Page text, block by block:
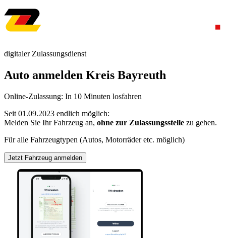
digitaler Zulassungsdienst
Auto anmelden Kreis Bayreuth
Online-Zulassung: In 10 Minuten losfahren
Seit 01.09.2023 endlich möglich:
Melden Sie Ihr Fahrzeug an, ohne zur Zulassungsstelle zu gehen.
Für alle Fahrzeugtypen (Autos, Motorräder etc. möglich)
Jetzt Fahrzeug anmelden